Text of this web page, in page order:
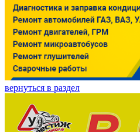
вернуться в раздел